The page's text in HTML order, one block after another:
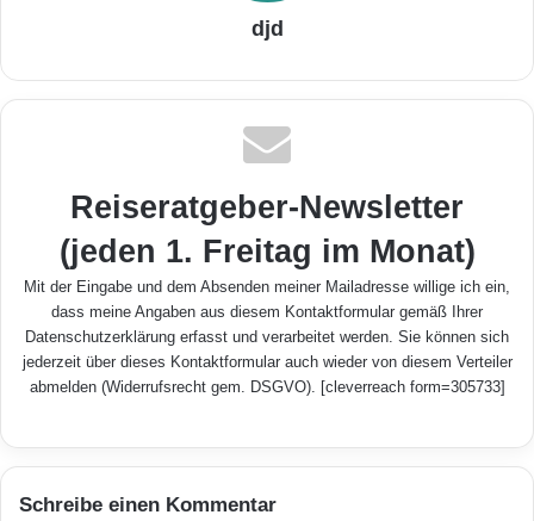
djd
Reiseratgeber-Newsletter
(jeden 1. Freitag im Monat)
Mit der Eingabe und dem Absenden meiner Mailadresse willige ich ein,
dass meine Angaben aus diesem Kontaktformular gemäß Ihrer
Datenschutzerklärung erfasst und verarbeitet werden. Sie können sich
jederzeit über dieses Kontaktformular auch wieder von diesem Verteiler
abmelden (Widerrufsrecht gem. DSGVO). [cleverreach form=305733]
Schreibe einen Kommentar